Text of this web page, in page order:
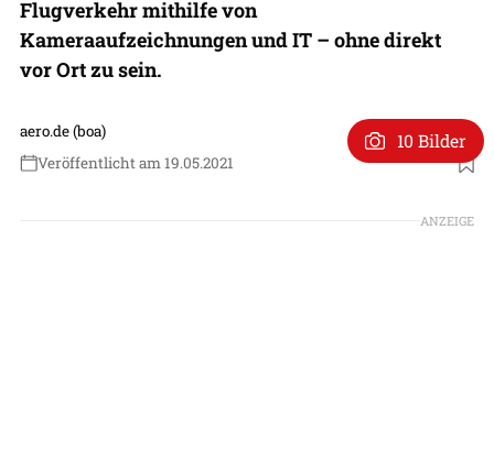
Flugverkehr mithilfe von
Kameraaufzeichnungen und IT – ohne direkt
vor Ort zu sein.
aero.de (boa)
Veröffentlicht am 19.05.2021
Foto: DFS Deutsche Flugsicherung
10 Bilder
ANZEIGE